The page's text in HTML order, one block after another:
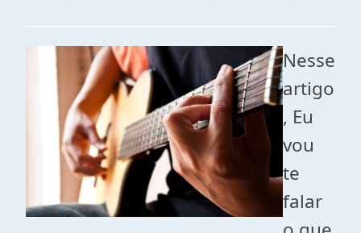
Nesse
artigo
, Eu
vou
te
falar